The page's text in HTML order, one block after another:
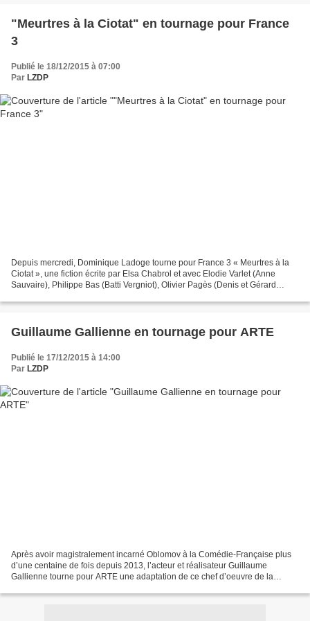
"Meurtres à la Ciotat" en tournage pour France
3
Publié le 18/12/2015 à 07:00
Par LZDP
Depuis mercredi, Dominique Ladoge tourne pour France 3 « Meurtres à la
Ciotat », une fiction écrite par Elsa Chabrol et avec Elodie Varlet (Anne
Sauvaire), Philippe Bas (Batti Vergniot), Olivier Pagès (Denis et Gérard
Guillaume Gallienne en tournage pour ARTE
Publié le 17/12/2015 à 14:00
Par LZDP
Après avoir magistralement incarné Oblomov à la Comédie-Française plus
d’une centaine de fois depuis 2013, l’acteur et réalisateur Guillaume
Gallienne tourne pour ARTE une adaptation de ce chef d’oeuvre de la